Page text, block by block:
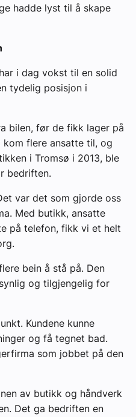
hadde lyst til å skape
i dag vokst til en solid
tydelig posisjon i
bilen, før de fikk lager på
flere ansatte til, og
i Tromsø i 2013, ble
bedriften.
var det som gjorde oss
Med butikk, ansatte
på telefon, fikk vi et helt
bein å stå på. Den
og tilgjengelig for
Kundene kunne
og få tegnet bad.
som jobbet på den
av butikk og håndverk
Det ga bedriften en